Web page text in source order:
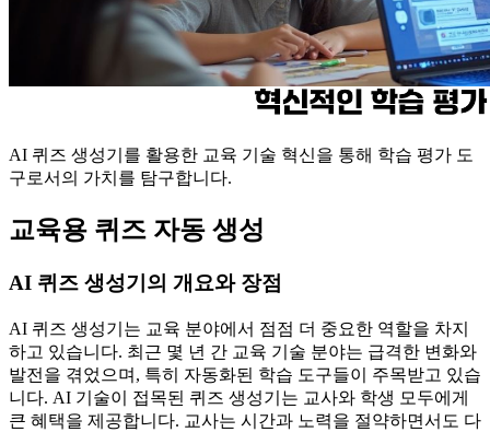
AI 퀴즈 생성기를 활용한 교육 기술 혁신을 통해 학습 평가 도
구로서의 가치를 탐구합니다.
교육용 퀴즈 자동 생성
AI 퀴즈 생성기의 개요와 장점
AI 퀴즈 생성기는 교육 분야에서 점점 더 중요한 역할을 차지
하고 있습니다. 최근 몇 년 간 교육 기술 분야는 급격한 변화와
발전을 겪었으며, 특히 자동화된 학습 도구들이 주목받고 있습
니다. AI 기술이 접목된 퀴즈 생성기는 교사와 학생 모두에게
큰 혜택을 제공합니다. 교사는 시간과 노력을 절약하면서도 다